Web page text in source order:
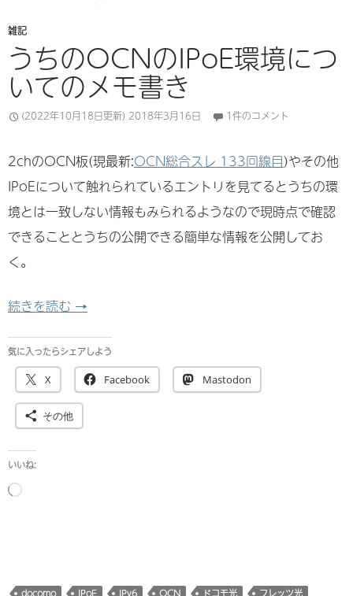
雑記
うちのOCNのIPoE環境につ
いてのメモ書き
(2022年10月18日更新) 2018年3月16日 1件のコメント
2chのOCN板(現最新:OCN総合スレ 133回線目)やその他
IPoEについて触れられているエントリを見てるとうちの環
境とは一致しない情報もみられるようなので現時点で確認
できることとうちの公開できる簡単な情報を公開してお
く。
続きを読む うちのOCNのIPoE環境についてのメモ書き
→
気に入ったらシェアしよう
X Facebook Mastodon
その他
いいね:
読
docomo IPoE IPv6 OCN ドコモ光 フレッツ光